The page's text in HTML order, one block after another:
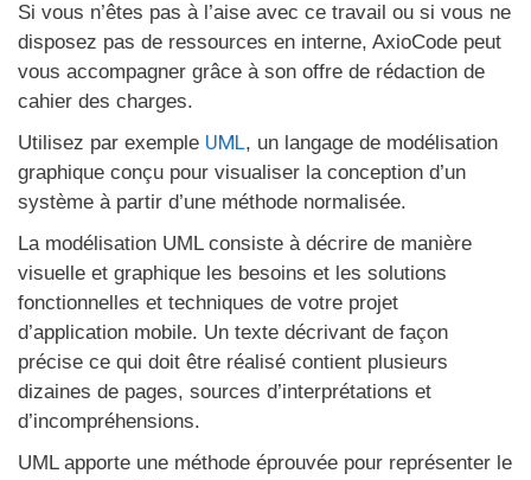
Si vous n’êtes pas à l’aise avec ce travail ou si vous ne
disposez pas de ressources en interne, AxioCode peut
vous accompagner grâce à son offre de rédaction de
cahier des charges.
Utilisez par exemple UML, un langage de modélisation
graphique conçu pour visualiser la conception d’un
système à partir d’une méthode normalisée.
La modélisation UML consiste à décrire de manière
visuelle et graphique les besoins et les solutions
fonctionnelles et techniques de votre projet
d’application mobile. Un texte décrivant de façon
précise ce qui doit être réalisé contient plusieurs
dizaines de pages, sources d’interprétations et
d’incompréhensions.
UML apporte une méthode éprouvée pour représenter le